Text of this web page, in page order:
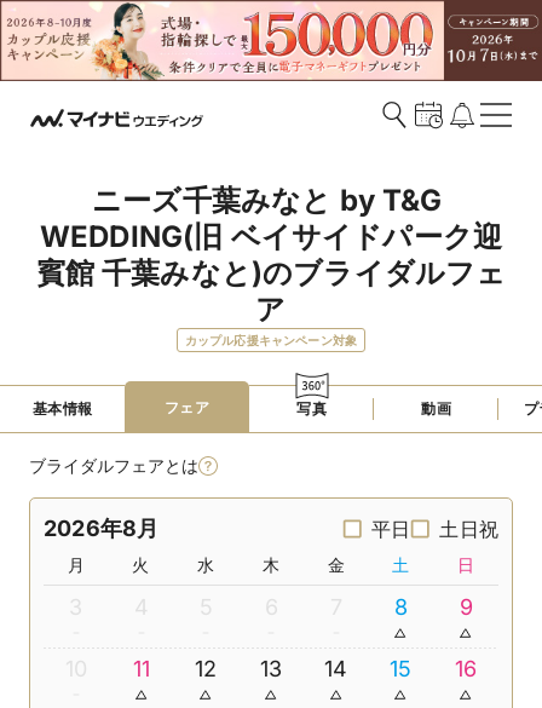
ニーズ千葉みなと by T&G
WEDDING(旧 ベイサイドパーク迎
賓館 千葉みなと)のブライダルフェ
ア
カップル応援キャンペーン対象
基本情報 フェア 写真 動画
ブライダルフェアとは
2026年8月 平日 土日祝
月 火 水 木 金 土 日
3 4 5 6 7 8 9
10 11 12 13 14 15 16